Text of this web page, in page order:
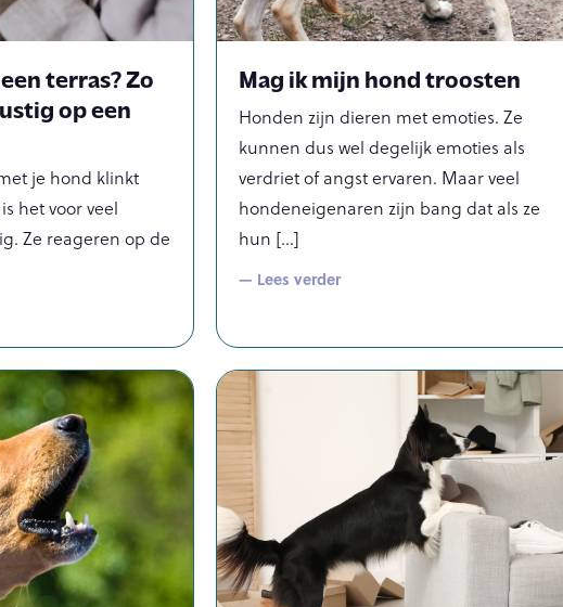
terras? Zo
op een
je hond klinkt
het voor veel
Ze reageren op de
Mag ik mijn hond troosten
Honden zijn dieren met emoties. Ze
kunnen dus wel degelijk emoties als
verdriet of angst ervaren. Maar veel
hondeneigenaren zijn bang dat als ze
hun
— Lees verder